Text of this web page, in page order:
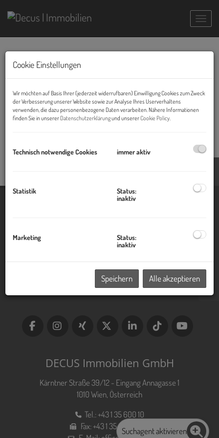
Vermittlungsstatistik
Mit Ende des dritten Wirtschaftsjahres wurden in Summe bereits ca. 200
Mietwohnungen und Büros, 75 Eigentumsobjekte sowie 24 Zinshäuser und
Investmentobjekte erfolgreich vermittelt.
Blog
Impressum
Datenschutzinformation
DECUS Immobilien GmbH
Kärntner Straße 39/12 - Eingang Annagasse 1
1010 Wien, Österreich
Tel.:+43 1 35 600 10
Fax:+43 1 35 600 10 80Suchagent aktivieren
Cookie Einstellungen
Wir möchten auf Basis Ihrer (jederzeit widerrufbaren) Einwilligung Cookies zum Zweck
der Verbesserung unserer Website sowie zur Analyse Ihres Userverhaltens
verwenden, die dazu personenbezogene Daten verarbeiten. Nähere Informationen
finden Sie in unserer Datenschutzerklärungund unsererCookie Policy
Technisch notwendige Cookies immer aktiv
Statistik
Status:
inaktiv
Marketing
Status:
inaktiv
Speichern Alle akzeptieren